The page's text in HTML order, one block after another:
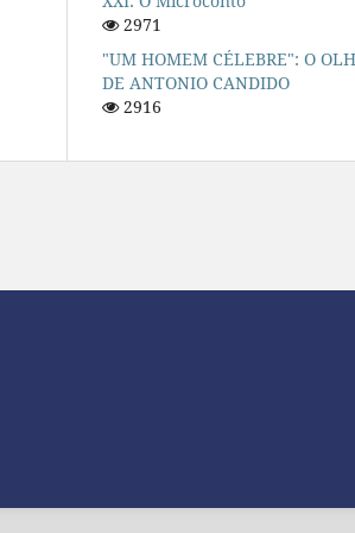
2971
"UM HOMEM CÉLEBRE": O
DE ANTONIO CANDIDO
2916